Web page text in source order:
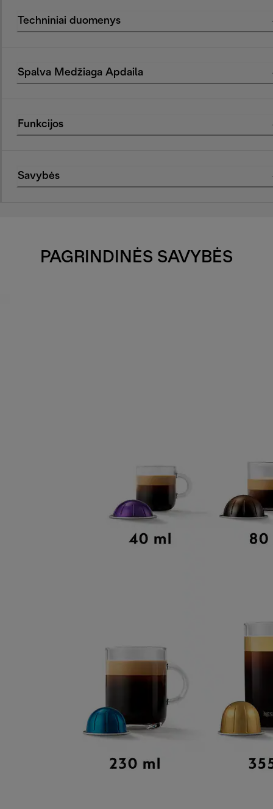
Techniniai duomenys
Spalva Medžiaga Apdaila
Funkcijos
Savybės
PAGRINDINĖS SAVYBĖS